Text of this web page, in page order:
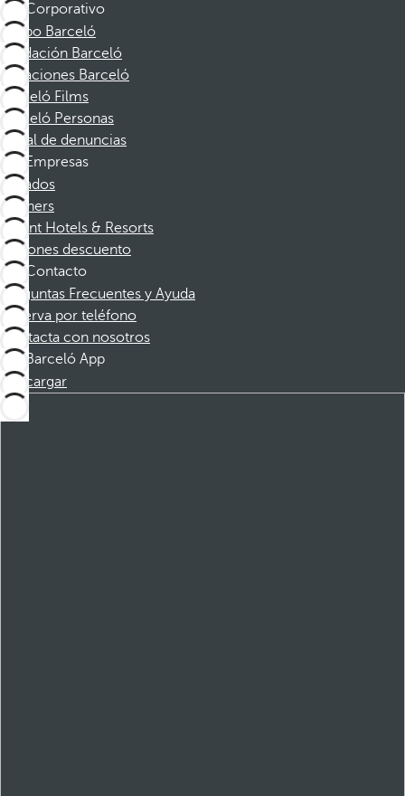
Corporativo
Grupo Barceló
Fundación Barceló
Vacaciones Barceló
Barceló Films
Barceló Personas
Canal de denuncias
Empresas
Afiliados
Partners
Dorint Hotels & Resorts
Cupones descuento
Contacto
Preguntas Frecuentes y Ayuda
Reserva por teléfono
Contacta con nosotros
Barceló App
Descargar